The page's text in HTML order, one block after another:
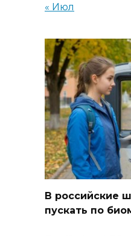
« Июл
В российские
пускать по